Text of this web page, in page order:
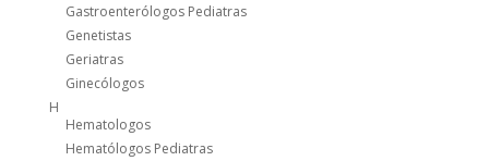
Gastroenterólogos Pediatras
Genetistas
Geriatras
Ginecólogos
H
Hematologos
Hematólogos Pediatras